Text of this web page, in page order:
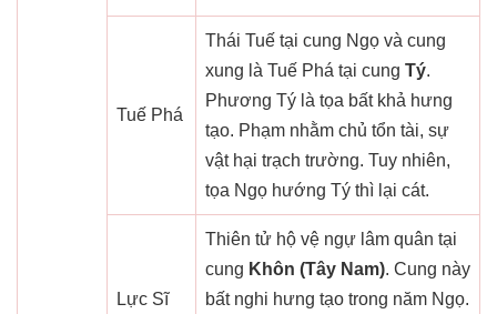
Tuế Phá
Thái Tuế tại cung Ngọ và cung
xung là Tuế Phá tại cung Tý.
Phương Tý là tọa bất khả hưng
tạo. Phạm nhằm chủ tổn tài, sự
vật hại trạch trường. Tuy nhiên,
tọa Ngọ hướng Tý thì lại cát.
Lực Sĩ
Thiên tử hộ vệ ngự lâm quân tại
cung Khôn (Tây Nam). Cung này
bất nghi hưng tạo trong năm Ngọ.